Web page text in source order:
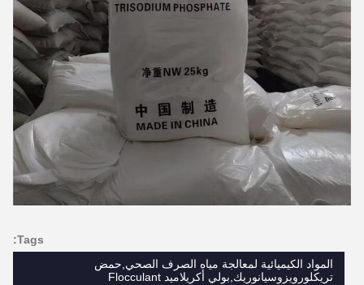
Tags:
المواد الكيميائية لمعالجة مياه الصرف الصحي,حمض
تريكلورويزوسيانوريك,بولي أكريلاميد Flocculant